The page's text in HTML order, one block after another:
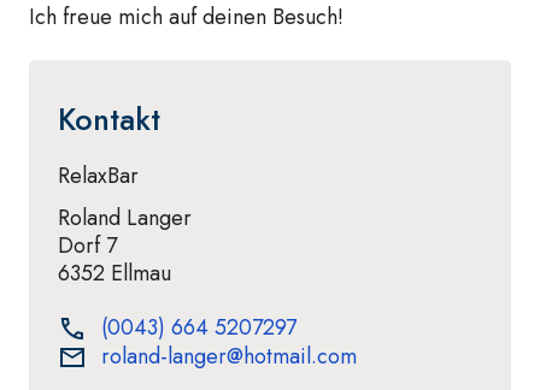
Kontakt
RelaxBar
Roland Langer
Dorf 7
6352 Ellmau
(0043) 664 5207297
roland-langer@hotmail.com
Ich freue mich auf deinen Besuch!